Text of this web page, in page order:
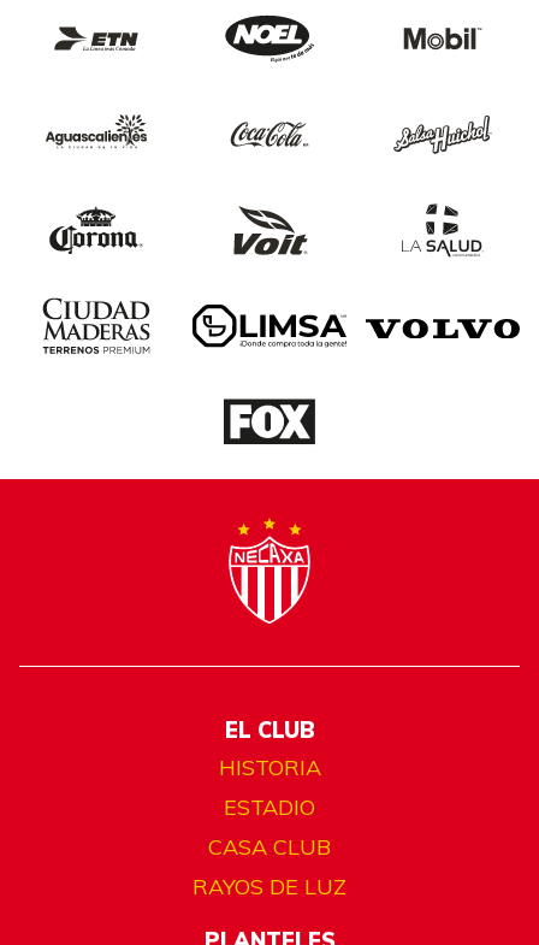
EL CLUB
HISTORIA
ESTADIO
CASA CLUB
RAYOS DE LUZ